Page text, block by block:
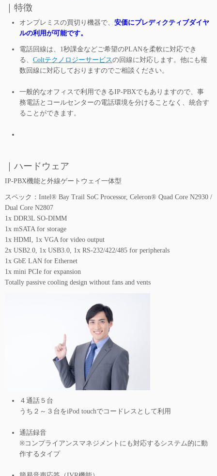
｜特徴
オンプレミスの買切り機器で、 安価にプレディクティブダイヤ
ルの利用が可能です。
電話回線は、1秒課金などご希望のPLANを柔軟に対応でき
る、 Coltテクノロジーサービスの回線に対応します。他にも複
数回線に対応しておりますのでご相談ください。
一般的なオフィスで利用できるIP-PBXでもありますので、事
務電話とコールセンターの電話環境を分けることなく、統合す
ることができます。
｜ハードウェア
IP-PBX機能と外線ゲートウェイ一体型
スペック：Intel® Bay Trail SoC Processor, Celeron® Quad Core N2930 /
Dual Core N2807
1x DDR3L SO-DIMM
1x mSATA for storage
1x HDMI, 1x VGA for video output
2x USB2.0, 1x USB3.0, 1x RS-232/422/485 for peripherals
1x GbE LAN for Ethernet
1x mini PCIe for expansion
Totally passive cooling design without fans and vents
４通話５台
うち２～３台をiPod touchでコードレスとして利用
通話録音
※コンプライアンスマネジメントにも対応するシステム的に動
作するタイプ